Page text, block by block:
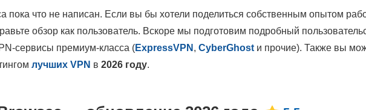
пока что не написан. Если вы бы хотели поделиться собственным опытом
обзор как пользователь. Вскоре мы подготовим подробный
сервисы премиум-класса (ExpressVPN , CyberGhost и прочие). Также вы
лучших VPN в 2026 году.